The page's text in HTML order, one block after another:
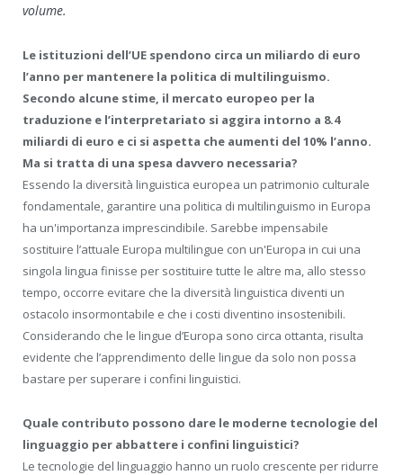
volume.
Le istituzioni dell’UE spendono circa un miliardo di euro
l’anno per mantenere la politica di multilinguismo.
Secondo alcune stime, il mercato europeo per la
traduzione e l’interpretariato si aggira intorno a 8.4
miliardi di euro e ci si aspetta che aumenti del 10% l’anno.
Ma si tratta di una spesa davvero necessaria?
Essendo la diversità linguistica europea un patrimonio culturale
fondamentale, garantire una politica di multilinguismo in Europa
ha un'importanza imprescindibile. Sarebbe impensabile
sostituire l’attuale Europa multilingue con un'Europa in cui una
singola lingua finisse per sostituire tutte le altre ma, allo stesso
tempo, occorre evitare che la diversità linguistica diventi un
ostacolo insormontabile e che i costi diventino insostenibili.
Considerando che le lingue d’Europa sono circa ottanta, risulta
evidente che l’apprendimento delle lingue da solo non possa
bastare per superare i confini linguistici.
Quale contributo possono dare le moderne tecnologie del
linguaggio per abbattere i confini linguistici?
Le tecnologie del linguaggio hanno un ruolo crescente per ridurre